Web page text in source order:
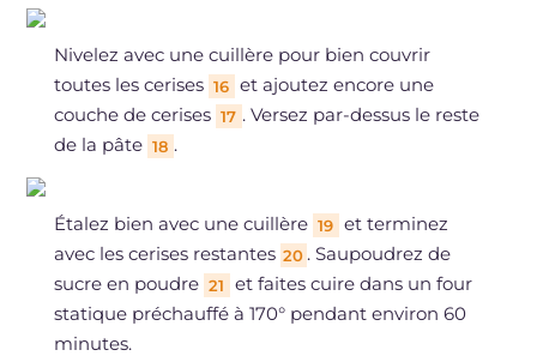
Nivelez avec une cuillère pour bien couvrir
toutes les cerises 16 et ajoutez encore une
couche de cerises 17 . Versez par-dessus le reste
de la pâte 18 .
Étalez bien avec une cuillère 19 et terminez
avec les cerises restantes 20 . Saupoudrez de
sucre en poudre 21
et faites cuire dans un four
statique préchauffé à 170° pendant environ 60
minutes.